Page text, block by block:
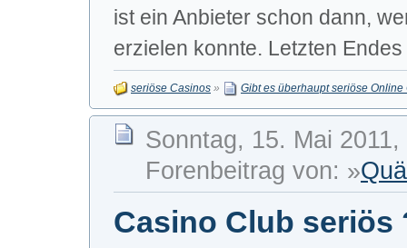
ist ein Anbieter schon dann,
erzielen konnte. Letzten Endes
seriöse Casinos » Gibt es überhaupt seriöse Online
Sonntag, 15. Mai 2011,
Forenbeitrag von: »
Casino Club seriös